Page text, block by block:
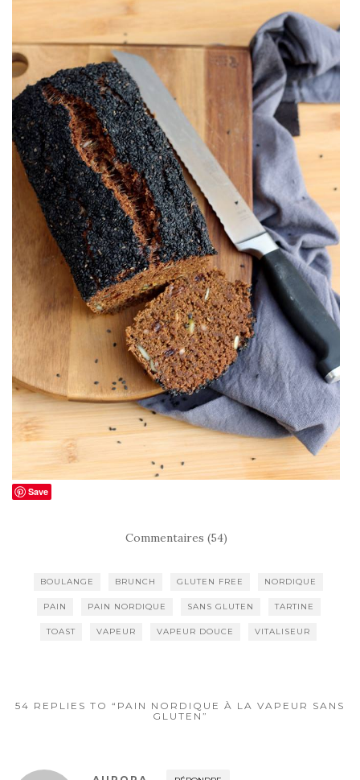
Save
Commentaires (54)
BOULANGE BRUNCH GLUTEN FREE NORDIQUE
PAIN PAIN NORDIQUE SANS GLUTEN TARTINE
TOAST VAPEUR VAPEUR DOUCE VITALISEUR
54 REPLIES TO “PAIN NORDIQUE À LA VAPEUR SANS
GLUTEN”